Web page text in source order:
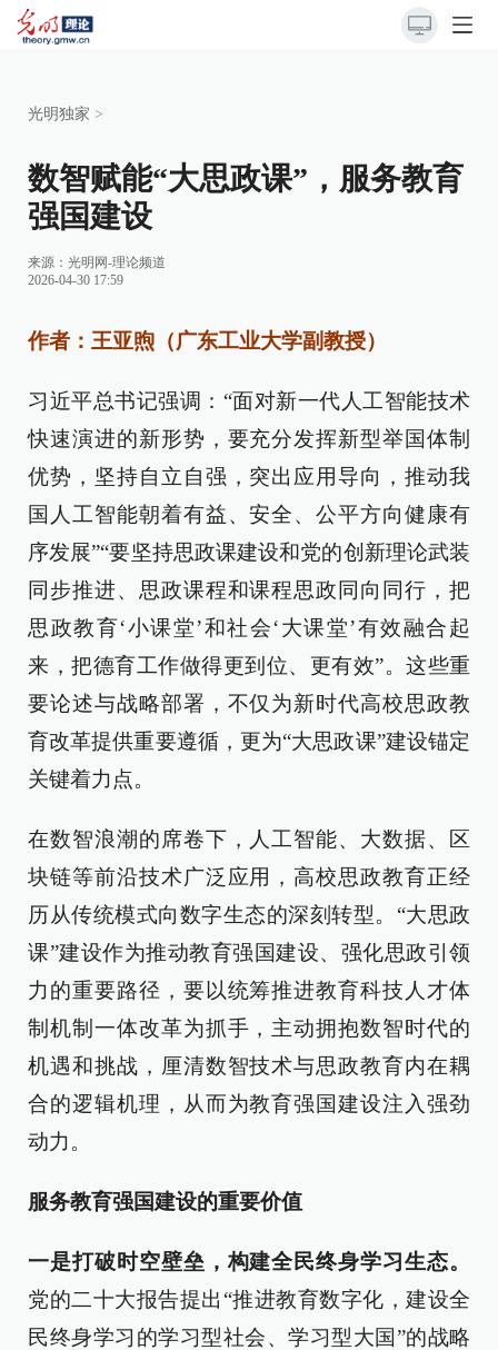
光明独家 >
数智赋能“大思政课”，服务教育
强国建设
来源： 光明网-理论频道
2026-04-30 17:59
作者：王亚煦（广东工业大学副教授）
习近平总书记强调：“面对新一代人工智能技术
快速演进的新形势，要充分发挥新型举国体制
优势，坚持自立自强，突出应用导向，推动我
国人工智能朝着有益、安全、公平方向健康有
序发展”“要坚持思政课建设和党的创新理论武装
同步推进、思政课程和课程思政同向同行，把
思政教育‘小课堂’和社会‘大课堂’有效融合起
来，把德育工作做得更到位、更有效”。这些重
要论述与战略部署，不仅为新时代高校思政教
育改革提供重要遵循，更为“大思政课”建设锚定
关键着力点。
在数智浪潮的席卷下，人工智能、大数据、区
块链等前沿技术广泛应用，高校思政教育正经
历从传统模式向数字生态的深刻转型。“大思政
课”建设作为推动教育强国建设、强化思政引领
力的重要路径，要以统筹推进教育科技人才体
制机制一体改革为抓手，主动拥抱数智时代的
机遇和挑战，厘清数智技术与思政教育内在耦
合的逻辑机理，从而为教育强国建设注入强劲
动力。
服务教育强国建设的重要价值
一是打破时空壁垒，构建全民终身学习生态。
党的二十大报告提出“推进教育数字化，建设全
民终身学习的学习型社会、学习型大国”的战略